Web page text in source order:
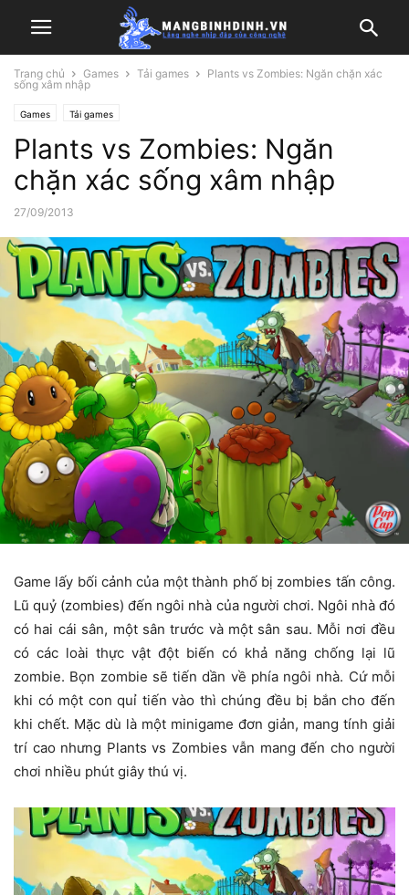
Trang chủ Games Tải games
Plants vs Zombies: Ngăn chặn xác
sống xâm nhập
Games Tải games
Plants vs Zombies: Ngăn
chặn xác sống xâm nhập
27/09/2013
Game lấy bối cảnh của một thành phố bị zombies tấn công.
Lũ quỷ (zombies) đến ngôi nhà của người chơi. Ngôi nhà đó
có hai cái sân, một sân trước và một sân sau. Mỗi nơi đều
có các loài thực vật đột biến có khả năng chống lại lũ
zombie. Bọn zombie sẽ tiến dần về phía ngôi nhà. Cứ mỗi
khi có một con quỉ tiến vào thì chúng đều bị bắn cho đến
khi chết. Mặc dù là một minigame đơn giản, mang tính giải
trí cao nhưng Plants vs Zombies vẫn mang đến cho người
chơi nhiều phút giây thú vị.